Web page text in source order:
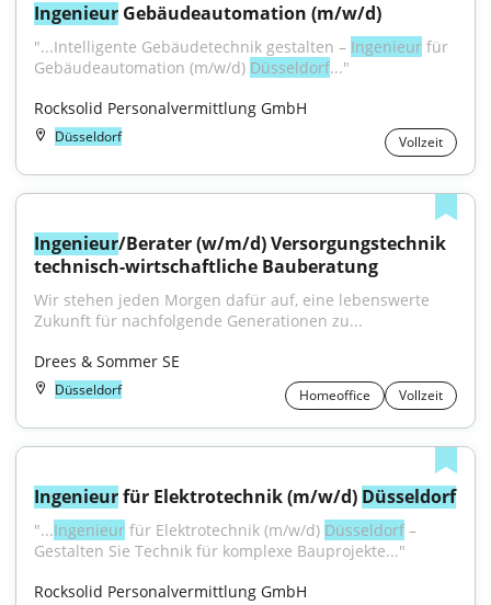
Ingenieur Gebäudeautomation (m/w/d)
"...Intelligente Gebäudetechnik gestalten – Ingenieur für
Gebäudeautomation (m/w/d) Düsseldorf..."
Rocksolid Personalvermittlung GmbH
Düsseldorf Vollzeit
Ingenieur/Berater (w/m/d) Versorgungstechnik
technisch-wirtschaftliche Bauberatung
Wir stehen jeden Morgen dafür auf, eine lebenswerte
Zukunft für nachfolgende Generationen zu...
Drees & Sommer SE
Düsseldorf Homeoffice Vollzeit
Ingenieur für Elektrotechnik (m/w/d) Düsseldorf
"...Ingenieur für Elektrotechnik (m/w/d) Düsseldorf –
Gestalten Sie Technik für komplexe Bauprojekte..."
Rocksolid Personalvermittlung GmbH